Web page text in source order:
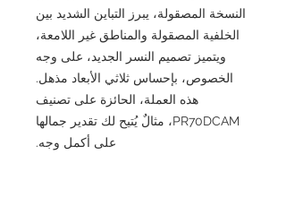
النسخة المصقولة، يبرز التباين الشديد بين
الخلفية المصقولة والمناطق غير اللامعة،
ويتميز تصميم النسر الجديد، على وجه
الخصوص، بإحساس ثلاثي الأبعاد مذهل.
هذه العملة، الحائزة على تصنيف
PR70DCAM، مثالٌ يُتيح لك تقدير جمالها
على أكمل وجه.